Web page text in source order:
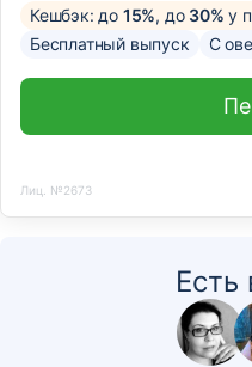
Кешбэк: до 15%, до 30% у
Бесплатный выпуск
С
Лиц. №2673
Есть